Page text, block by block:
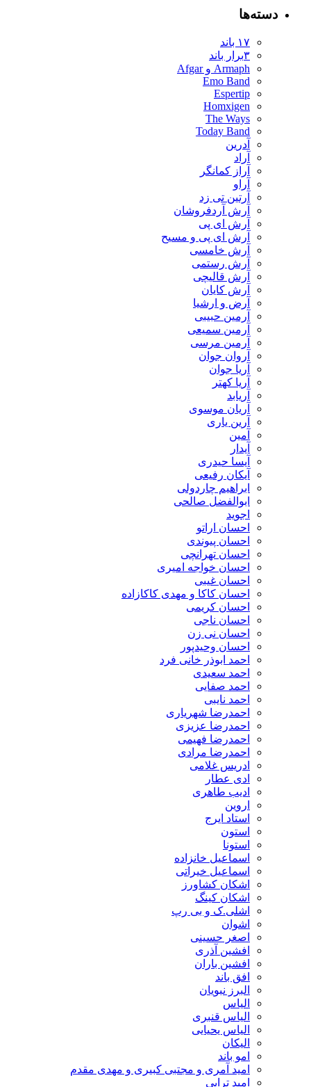
دسته‌ها
۱۷ باند
۳برار باند
Armaph و Afgar
Emo Band
Espertip
Homxigen
The Ways
Today Band
آدرین
آراد
آراز کمانگر
آراو
آرتین تی زد
آرش آردفروشان
آرش ای پی
آرش ای پی و مسیح
آرش خامسی
آرش رستمی
آرش قالیچی
آرش کایان
​آرض و ارشیا
آرمین حبیبی
آرمین سمیعی
آرمین مرسی
آروان جوان
آریا جوان
آریا کهتر
آریابد
آریان موسوی
آرین یاری
آمین
آیدار
آیسا حیدری
آیکان رفیعی
ابراهیم چاردولی
ابوالفضل صالحی
اجوید
احسان اراتو
احسان پیوندی
احسان تهرانچی
احسان خواجه امیری
احسان غیبی
احسان کاکا و مهدی کاکازاده
احسان کریمی
احسان ناجی
احسان نی زن
احسان وحیدپور
احمد ابوذر خانی فرد
احمد سعیدی
احمد صفایی
احمد نایبی
احمدرضا شهریاری
احمدرضا عزیزی
احمدرضا فهیمی
احمدرضا مرادی
ادریس غلامی
ادی عطار
ادیب طاهری
اروین
استاد ایرج
استون
استونا
اسماعیل خانزاده
اسماعیل خیراتی
اشکان کشاورز
اشکان کینگ
اشلی.ک و بی رپ
اشوان
اصغر حسینی
افشین آذری
افشین باران
افق باند
البرز نبویان
الیاس
الیاس قنبرى
الیاس یحیایی
الیکان
امو باند
امید آمری و مجتبی کبیری و مهدى مقدم
امید ترابی